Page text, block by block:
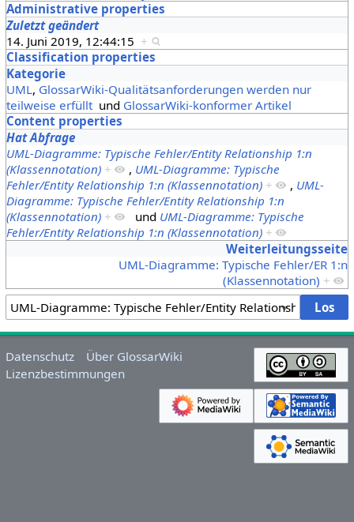
Administrative properties
Zuletzt geändert
14. Juni 2019, 12:44:15 +
Classification properties
Kategorie
UML, GlossarWiki-Qualitätsanforderungen werden nur
teilweise erfülltund GlossarWiki-konformer Artikel
Content properties
Hat Abfrage
UML-Diagramme: Typische Fehler/Entity Relationship 1:n
(Klassennotation) + , UML-Diagramme: Typische
Fehler/Entity Relationship 1:n (Klassennotation) + , UML-
Diagramme: Typische Fehler/Entity Relationship 1:n
(Klassennotation) + und UML-Diagramme: Typische
Fehler/Entity Relationship 1:n (Klassennotation) +
Weiterleitungsseite
UML-Diagramme: Typische Fehler/ER 1:n
(Klassennotation) +
Datenschutz
Über GlossarWiki
Lizenzbestimmungen